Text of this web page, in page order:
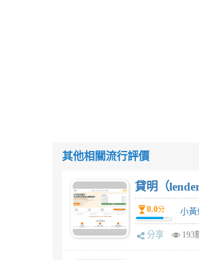
其他相關流行評價
貸明（
0.0分 小黃
分享 193